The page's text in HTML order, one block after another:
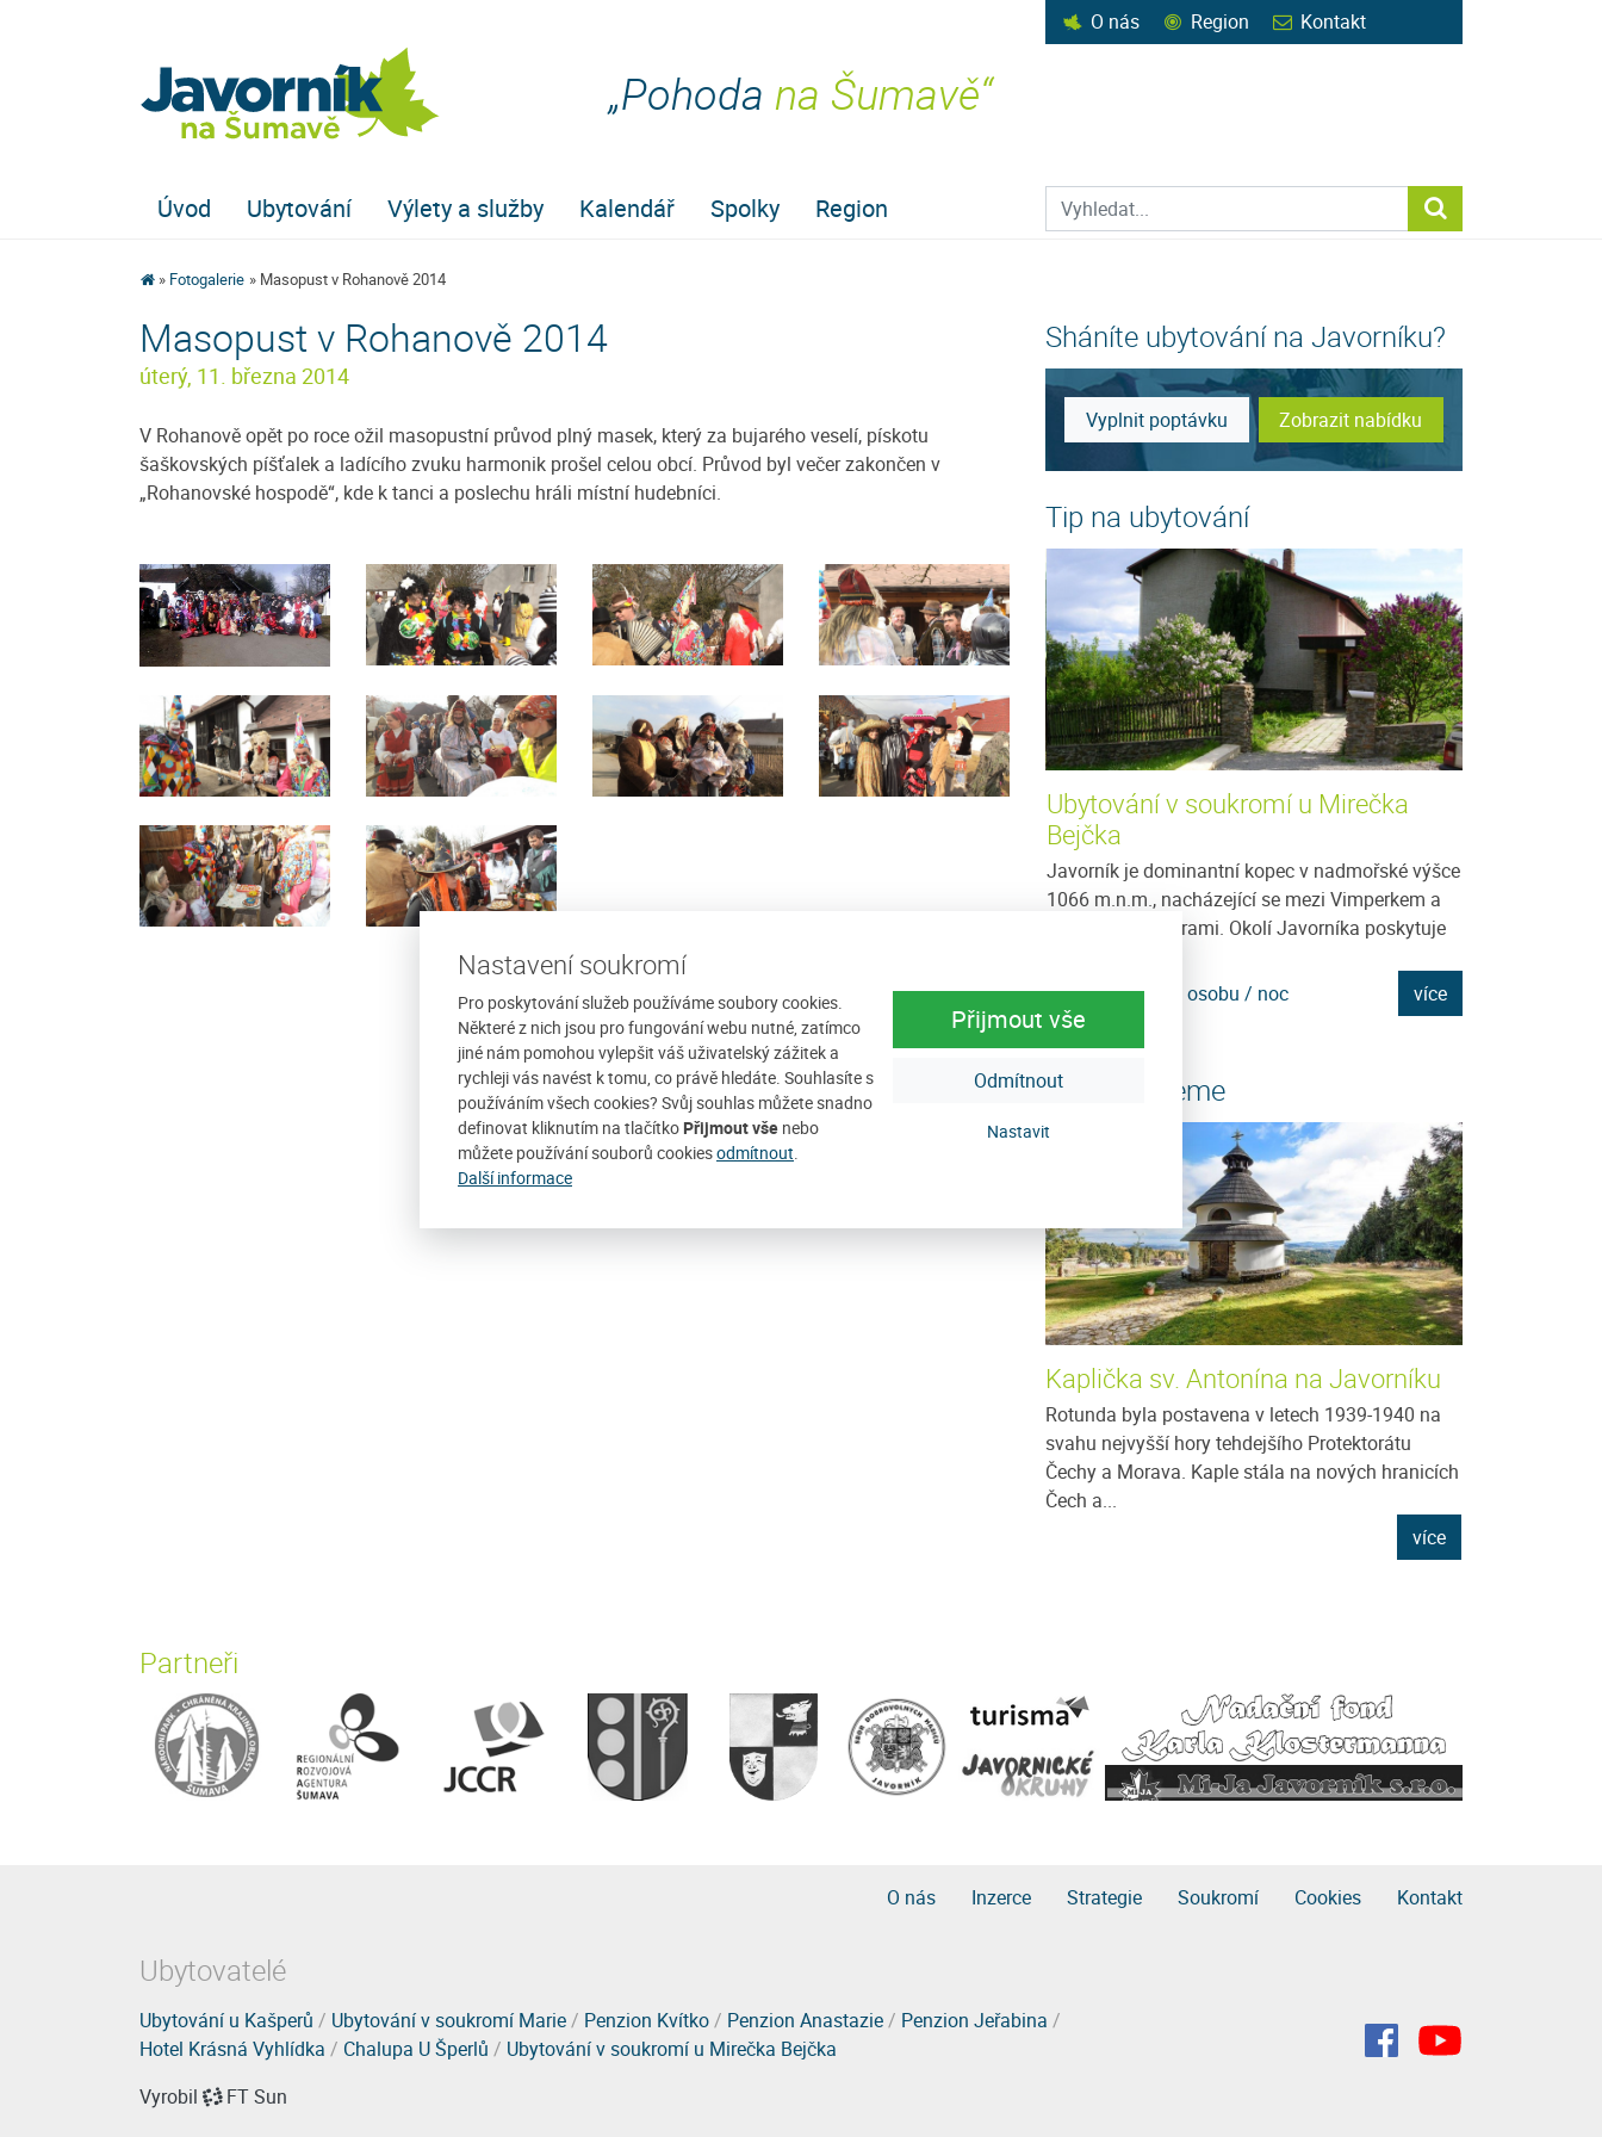
Nastavení soukromí
Pro poskytování služeb používáme soubory cookies.
Některé z nich jsou pro fungování webu nutné, zatímco
jiné nám pomohou vylepšit váš uživatelský zážitek a
rychleji vás navést k tomu, co právě hledáte. Souhlasíte s
používáním všech cookies? Svůj souhlas můžete snadno
definovat kliknutím na tlačítko Přijmout vše nebo
můžete používání souborů cookiesodmítnout.
Další informace
Přijmout vše
Odmítnout
Nastavit
O nás Region Kontakt
„Pohoda na Šumavě“
Prohledat web
Úvod Ubytování Výlety a služby Kalendář Spolky Region
Fotogalerie Masopust v Rohanově 2014
Masopust v Rohanově 2014
úterý, 11. března 2014
V Rohanově opět po roce ožil masopustní průvod plný masek, který za bujarého veselí, pískotu
šaškovských píšťalek a ladícího zvuku harmonik prošel celou obcí. Průvod byl večer zakončen v
„Rohanovské hospodě“, kde k tanci a poslechu hráli místní hudebníci.
Sháníte ubytování na Javorníku?
Vyplnit poptávku Zobrazit nabídku
Tip na ubytování
který prošel v roce
Dům je v mírném
Penzion Anastazie
Penzion Anastazie se nachází v obci Benešova
Hora v jihozápadní části Šumavy v nadmořské
výšce cca 810 m.n.m. Nový, luxusně vybavený
apartmánový dům...
více
Ubytování u Kašperů
Cena: 350 Kč za osobu / noc
Ubytování v soukromí u Mirečka
Bejčka
Javorník je dominantní kopec v nadmořské výšce
1066 m.n.m., nacházející se mezi Vimperkem a
Kašperskými horami. Okolí Javorníka poskytuje
Cena: 300 Kč za osobu / noc
více
Doporučujeme
Kaplička sv. Antonína na Javorníku
Rotunda byla postavena v letech 1939-1940 na
svahu nejvyšší hory tehdejšího Protektorátu
Čechy a Morava. Kaple stála na nových hranicích
Čech a...
více
Partneři
O nás Inzerce Strategie Soukromí Cookies Kontakt
Ubytovatelé
Ubytování u Kašperů / Ubytování v soukromí Marie/ Penzion Kvítko/ Penzion Anastazie/ Penzion Jeřabina /
Hotel Krásná Vyhlídka / Chalupa U Šperlů / Ubytování v soukromí u Mirečka Bejčka
Vyrobil
FT Sun